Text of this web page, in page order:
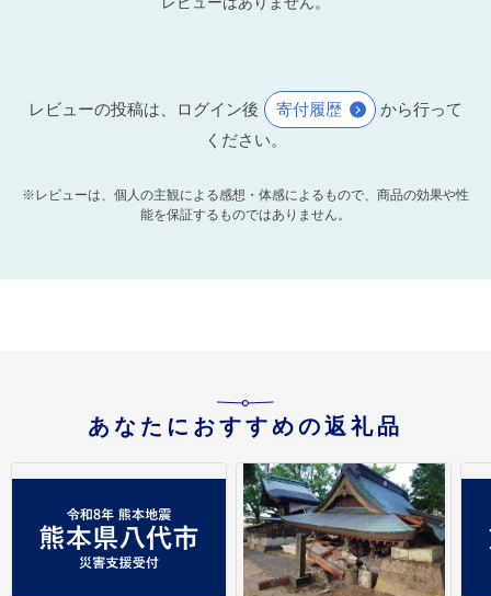
レビューの投稿は、ログイン後 寄付履歴
から行って
ください。
※レビューは、個人の主観による感想・体感によるもので、商品の効果や性
能を保証するものではありません。
あなたにおすすめの返礼品